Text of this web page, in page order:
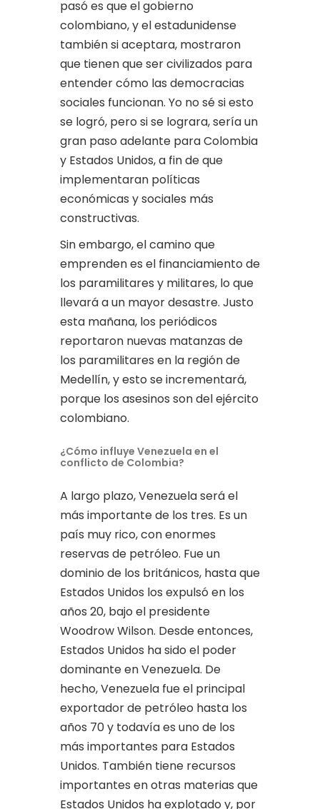
pasó es que el gobierno
colombiano, y el estadunidense
también si aceptara, mostraron
que tienen que ser civilizados para
entender cómo las democracias
sociales funcionan. Yo no sé si esto
se logró, pero si se lograra, sería un
gran paso adelante para Colombia
y Estados Unidos, a fin de que
implementaran políticas
económicas y sociales más
constructivas.
Sin embargo, el camino que
emprenden es el financiamiento de
los paramilitares y militares, lo que
llevará a un mayor desastre. Justo
esta mañana, los periódicos
reportaron nuevas matanzas de
los paramilitares en la región de
Medellín, y esto se incrementará,
porque los asesinos son del ejército
colombiano.
¿Cómo influye Venezuela en el
conflicto de Colombia?
A largo plazo, Venezuela será el
más importante de los tres. Es un
país muy rico, con enormes
reservas de petróleo. Fue un
dominio de los británicos, hasta que
Estados Unidos los expulsó en los
años 20, bajo el presidente
Woodrow Wilson. Desde entonces,
Estados Unidos ha sido el poder
dominante en Venezuela. De
hecho, Venezuela fue el principal
exportador de petróleo hasta los
años 70 y todavía es uno de los
más importantes para Estados
Unidos. También tiene recursos
importantes en otras materias que
Estados Unidos ha explotado y, por